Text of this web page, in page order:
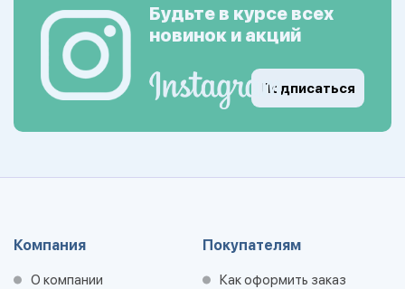
Будьте в курсе всех
новинок и акций
Подписаться
Компания
О компании
Покупателям
Как оформить заказ